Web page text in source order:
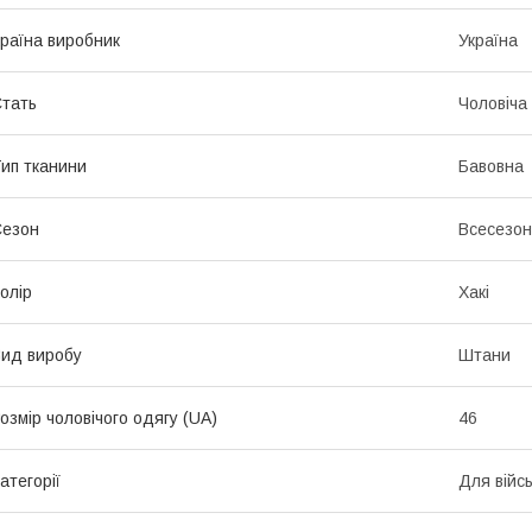
виробник Україна
Чоловіча
тканини Бавовна
Хакі
виробу Штани
чоловічого одягу (UA) 46
Для